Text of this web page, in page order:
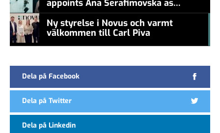
appoints Ana Serafimovska as
new CEO
Ny styrelse i Novus och varmt
välkommen till Carl Piva
Dela på Facebook
Dela på Twitter
Dela på Linkedin